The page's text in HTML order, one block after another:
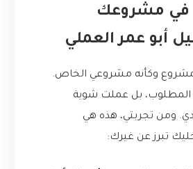
في مشروعك
أبو عمر العملي
وكأنه مشروعي الخاص.
بل عملت شوية
ومن تجربتي، هذه هي
تبرز عن غيرك: